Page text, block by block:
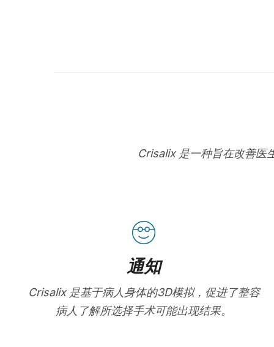
Crisalix 是一种旨在改善医
通知
Crisalix 是基于病人身体的3D模拟，促进了整容
病人了解所选择手术可能出现结果。